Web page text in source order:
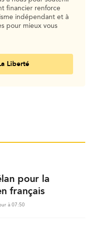
financier renforce
indépendant et à
pour mieux vous
Liberté
pour la
français
à 07:50